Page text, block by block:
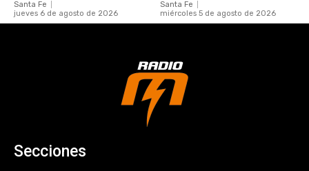
Santa Fe
jueves 6 de agosto de 2026
Santa Fe
miércoles 5 de agosto de 2026
Secciones